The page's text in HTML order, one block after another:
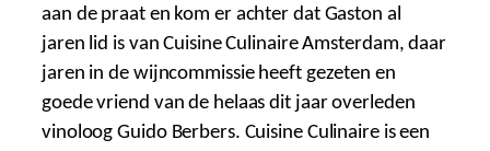
aan de praat en kom er achter dat Gaston al
jaren lid is van Cuisine Culinaire Amsterdam, daar
jaren in de wijncommissie heeft gezeten en
goede vriend van de helaas dit jaar overleden
vinoloog Guido Berbers. Cuisine Culinaire is een